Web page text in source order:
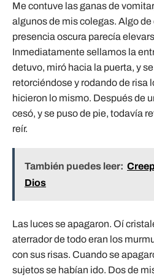
Me contuve las ganas de
algunos de mis colegas. Algo
presencia oscura parecía
Inmediatamente sellamos la
detuvo, miró hacia la puerta, y
retorciéndose y rodando de risa
hicieron lo mismo. Después de
cesó, y se puso de pie, todavía
reír.
También puedes leer:
Dios
Las luces se apagaron. Oí
aterrador de todo eran los
con sus risas. Cuando se
sujetos se habían ido. Dos de